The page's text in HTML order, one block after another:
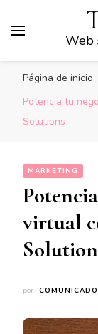
Web
Página de inicio
Potencia tu
Solutions
MARKETING
virtual
por